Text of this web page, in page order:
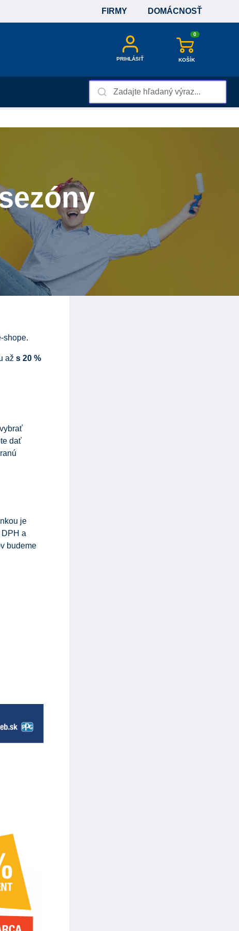
FIRMY DOMÁCNOSŤ
PRIHLÁSIŤ
0
KOŠÍK
shope.
až s 20 %
dať
je
DPH a
budeme